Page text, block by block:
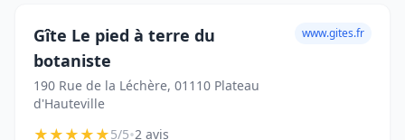
Gîte Le pied à terre du
botaniste
190 Rue de la Léchère, 01110 Plateau
d'Hauteville
www.gites.fr
★★★★★5/5•2 avis